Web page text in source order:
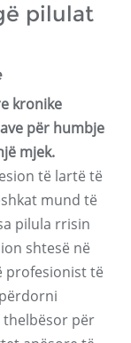
pilulat
kronike
për humbje
mjek.
të lartë të
mund të
pilula rrisin
shtesë në
profesionist të
thelbësor për